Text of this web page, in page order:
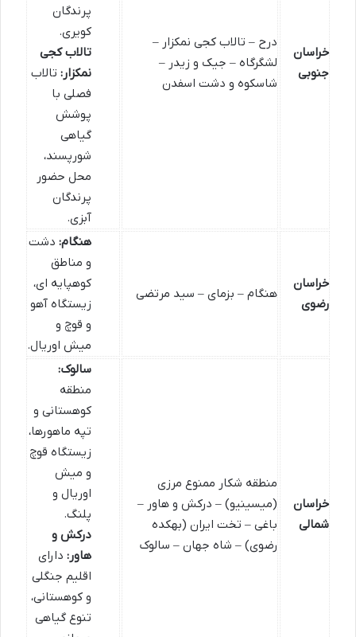
خراسان
جنوبی
درح – تالاب کجی نمکزار –
لشگرگاه – جیک و زیدر –
شاسکوه و دشت اسفدن
پرندگان
کویری.
تالاب کجی
نمکزار: تالاب
فصلی با
پوشش
گیاهی
شورپسند،
محل حضور
پرندگان
آبزی.
خراسان
رضوی
هنگام – بزمای – سید مرتضی
هنگام: دشت
و مناطق
کوهپایه ای،
زیستگاه آهو
و قوچ و
میش اوریال.
خراسان
شمالی
منطقه شکار ممنوع مرزی
(میسینیو) – درکش و هاور –
باغی – تخت ایران (بهکده
رضوی) – شاه جهان – سالوک
سالوک:
منطقه
کوهستانی و
تپه ماهورها،
زیستگاه قوچ
و میش
اوریال و
پلنگ.
درکش و
هاور: دارای
اقلیم جنگلی
و کوهستانی،
تنوع گیاهی